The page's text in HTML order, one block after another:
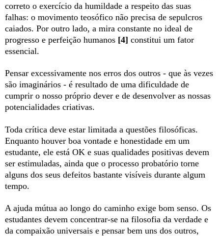
correto o exercício da humildade a respeito das suas
falhas: o movimento teosófico não precisa de sepulcros
caiados. Por outro lado, a mira constante no ideal de
progresso e perfeição humanos [4] constitui um fator
essencial.
Pensar excessivamente nos erros dos outros - que às vezes
são imaginários - é resultado de uma dificuldade de
cumprir o nosso próprio dever e de desenvolver as nossas
potencialidades criativas.
Toda crítica deve estar limitada a questões filosóficas.
Enquanto houver boa vontade e honestidade em um
estudante, ele está OK e suas qualidades positivas devem
ser estimuladas, ainda que o processo probatório torne
alguns dos seus defeitos bastante visíveis durante algum
tempo.
A ajuda mútua ao longo do caminho exige bom senso. Os
estudantes devem concentrar-se na filosofia da verdade e
da compaixão universais e pensar bem uns dos outros,